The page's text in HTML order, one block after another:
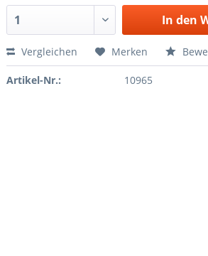
In den
Vergleichen Merken
Artikel-Nr.: 10965